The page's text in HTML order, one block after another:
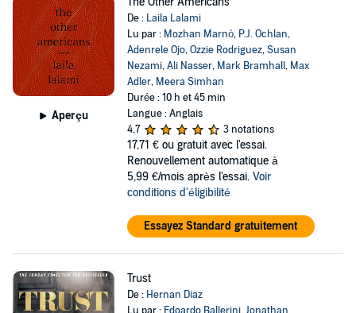
Aperçu
De : Laila Lalami
Lu par : Mozhan Marnò, P.J. Ochlan,
Adenrele Ojo,Ozzie Rodriguez,Susan
Nezami,Ali Nasser, Mark Bramhall, Max
Adler, Meera Simhan
Durée : 10 h et 45 min
Langue : Anglais
4,7
3 notations
17,71 € ou gratuit avec l'essai.
Renouvellement automatique à
5,99 €/mois après l'essai. Voir
conditions d'éligibilité
Essayez Standard gratuitement
Trust
De : Hernan Diaz